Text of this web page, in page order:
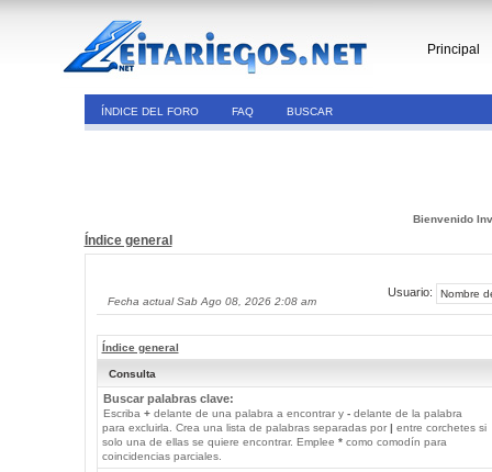
Principal
ÍNDICE DEL FORO FAQ BUSCAR
Bienvenido
Índice general
Fecha actual Sab Ago 08, 2026 2:08 am
Usuario:
Índice general
Consulta
Buscar palabras clave:
Escriba +delante de una palabra a encontrar y -delante de la palabra
para excluirla. Crea una lista de palabras separadas por | entre corchetes si
solo una de ellas se quiere encontrar. Emplee *como comodín para
coincidencias parciales.